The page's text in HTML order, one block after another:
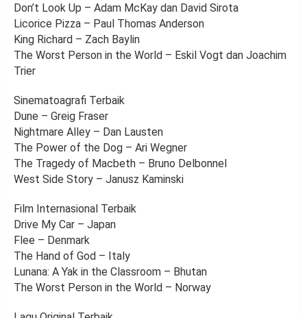
Don’t Look Up – Adam McKay dan David Sirota
Licorice Pizza – Paul Thomas Anderson
King Richard – Zach Baylin
The Worst Person in the World – Eskil Vogt dan Joachim
Trier
Sinematoagrafi Terbaik
Dune – Greig Fraser
Nightmare Alley – Dan Lausten
The Power of the Dog – Ari Wegner
The Tragedy of Macbeth – Bruno Delbonnel
West Side Story – Janusz Kaminski
Film Internasional Terbaik
Drive My Car – Japan
Flee – Denmark
The Hand of God – Italy
Lunana: A Yak in the Classroom – Bhutan
The Worst Person in the World – Norway